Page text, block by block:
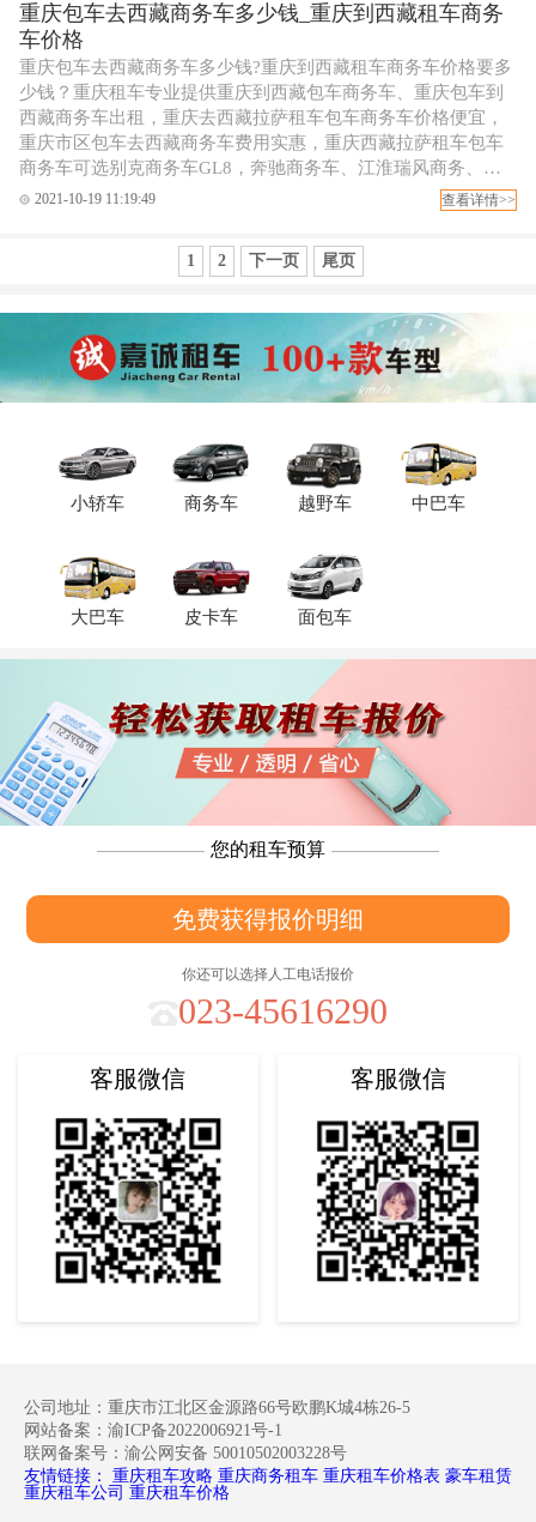
重庆包车去西藏商务车多少钱_重庆到西藏租车商务
车价格
重庆包车去西藏商务车多少钱?重庆到西藏租车商务车价格要多
少钱？重庆租车专业提供重庆到西藏包车商务车、重庆包车到
西藏商务车出租，重庆去西藏拉萨租车包车商务车价格便宜，
重庆市区包车去西藏商务车费用实惠，重庆西藏拉萨租车包车
商务车可选别克商务车GL8，奔驰商务车、江淮瑞风商务、丰
田考斯特商务包车等，可配专职代驾司机，欢迎拨打重庆租车
2021-10-19 11:19:49 查看详情>>
1 2 下一页 尾页
小轿车 商务车 越野车 中巴车
大巴车 皮卡车 面包车
您的租车预算
免费获得报价明细
你还可以选择人工电话报价
023-45616290
客服微信 客服微信
公司地址：重庆市江北区金源路66号欧鹏K城4栋26-5
网站备案：渝ICP备2022006921号-1
联网备案号：渝公网安备 50010502003228号
友情链接：
重庆租车攻略 重庆商务租车 重庆租车价格表 豪车租赁
重庆租车公司 重庆租车价格